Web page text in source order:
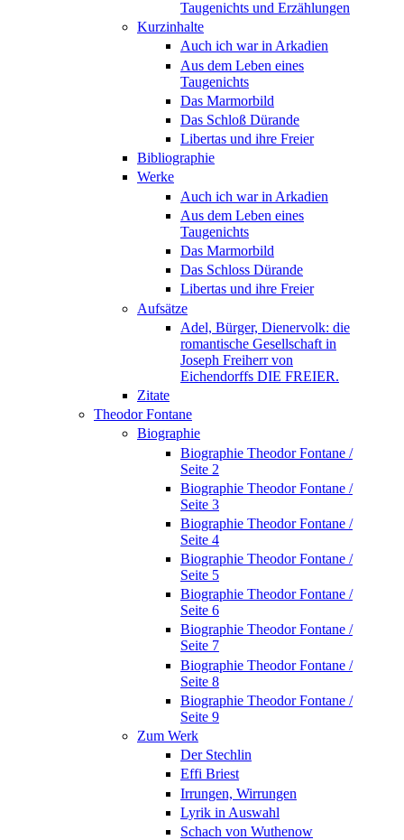
Taugenichts und Erzählungen
Kurzinhalte
Auch ich war in Arkadien
Aus dem Leben eines
Taugenichts
Das Marmorbild
Das Schloß Dürande
Libertas und ihre Freier
Bibliographie
Werke
Auch ich war in Arkadien
Aus dem Leben eines
Taugenichts
Das Marmorbild
Das Schloss Dürande
Libertas und ihre Freier
Aufsätze
Adel, Bürger, Dienervolk: die
romantische Gesellschaft in
Joseph Freiherr von
Eichendorffs DIE FREIER.
Zitate
Theodor Fontane
Biographie
Biographie Theodor Fontane /
Seite 2
Biographie Theodor Fontane /
Seite 3
Biographie Theodor Fontane /
Seite 4
Biographie Theodor Fontane /
Seite 5
Biographie Theodor Fontane /
Seite 6
Biographie Theodor Fontane /
Seite 7
Biographie Theodor Fontane /
Seite 8
Biographie Theodor Fontane /
Seite 9
Zum Werk
Der Stechlin
Effi Briest
Irrungen, Wirrungen
Lyrik in Auswahl
Schach von Wuthenow